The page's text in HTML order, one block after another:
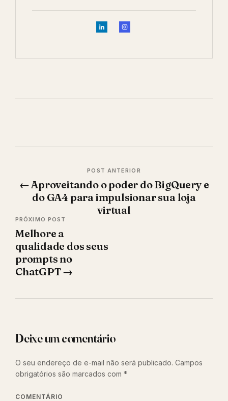
de
←Aproveitando o poder do BigQuery e
do GA4 para impulsionar sua loja
virtual
Melhore a
qualidade dos seus
prompts no
ChatGPT→
Deixe um comentário
O seu endereço de e-mail não será publicado. Campos
obrigatórios são marcados com *
COMENTÁRIO